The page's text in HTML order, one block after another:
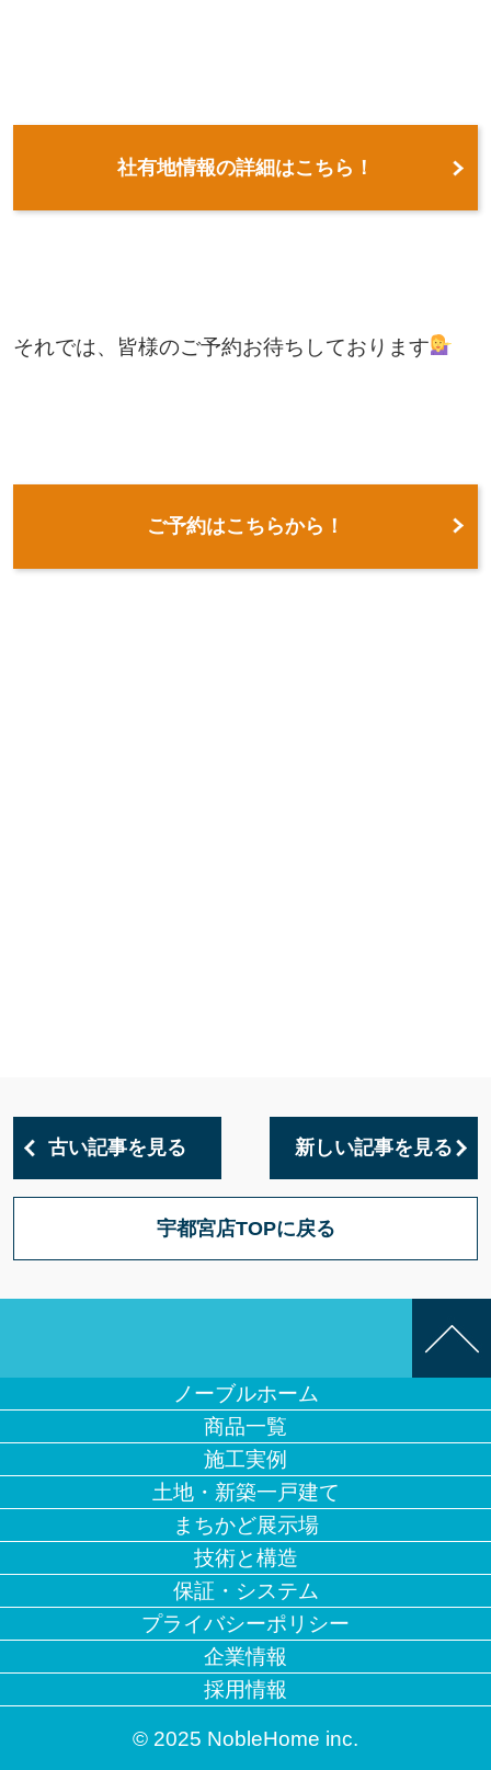
社有地情報の詳細はこちら！
それでは、皆様のご予約お待ちしております
ご予約はこちらから！
古い記事を見る 新しい記事を見る
宇都宮店TOPに戻る
ノーブルホーム
商品一覧
施工実例
土地・新築一戸建て
まちかど展示場
技術と構造
保証・システム
プライバシーポリシー
企業情報
採用情報
© 2025 NobleHome inc.